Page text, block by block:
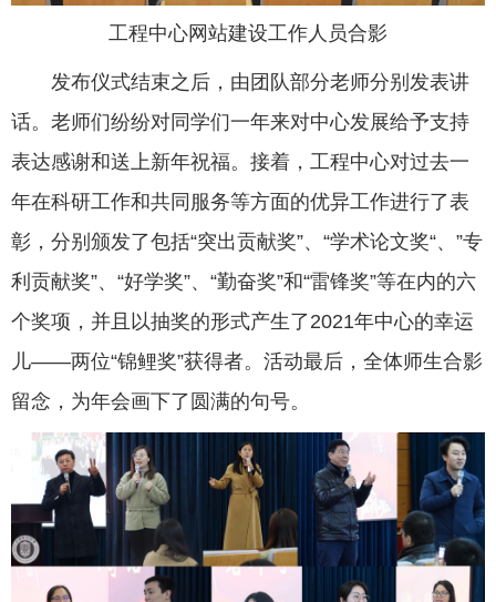
工程中心网站建设工作人员合影
发布仪式结束之后，由团队部分老师分别发表讲
话。老师们纷纷对同学们一年来对中心发展给予支持
表达感谢和送上新年祝福。接着，工程中心对过去一
年在科研工作和共同服务等方面的优异工作进行了表
彰，分别颁发了包括“突出贡献奖”、“学术论文奖“、”专
利贡献奖”、“好学奖”、“勤奋奖”和“雷锋奖”等在内的六
个奖项，并且以抽奖的形式产生了2021年中心的幸运
儿——两位“锦鲤奖”获得者。活动最后，全体师生合影
留念，为年会画下了圆满的句号。